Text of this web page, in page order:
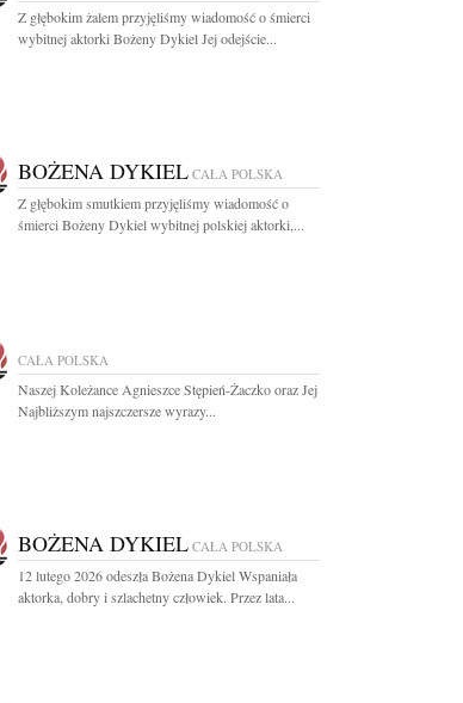
Z głębokim żalem przyjęliśmy wiadomość o śmierci
wybitnej aktorki Bożeny Dykiel Jej odejście...
BOŻENA DYKIEL CAŁA POLSKA
Z głębokim smutkiem przyjęliśmy wiadomość o
śmierci Bożeny Dykiel wybitnej polskiej aktorki,...
CAŁA POLSKA
Naszej Koleżance Agnieszce Stępień-Żaczko oraz Jej
Najbliższym najszczersze wyrazy...
BOŻENA DYKIEL CAŁA POLSKA
12 lutego 2026 odeszła Bożena Dykiel Wspaniała
aktorka, dobry i szlachetny człowiek. Przez lata...